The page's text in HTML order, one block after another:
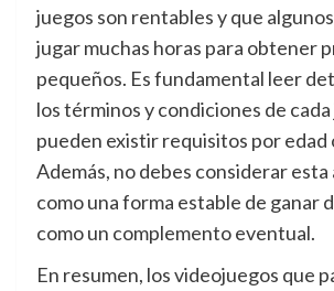
juegos son rentables y que
jugar muchas horas para obtener
pequeños. Es fundamental leer
los términos y condiciones de
pueden existir requisitos por edad
Además, no debes considerar
como una forma estable de ganar
como un complemento eventual.
En resumen, los videojuegos que